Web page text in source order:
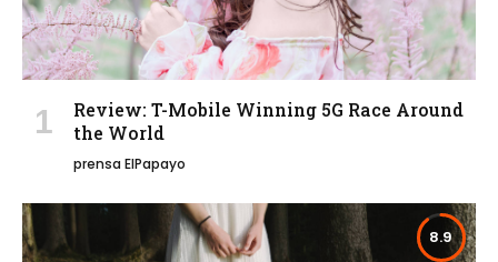
Review: T-Mobile Winning 5G Race Around
the World
prensa ElPapayo
8.9